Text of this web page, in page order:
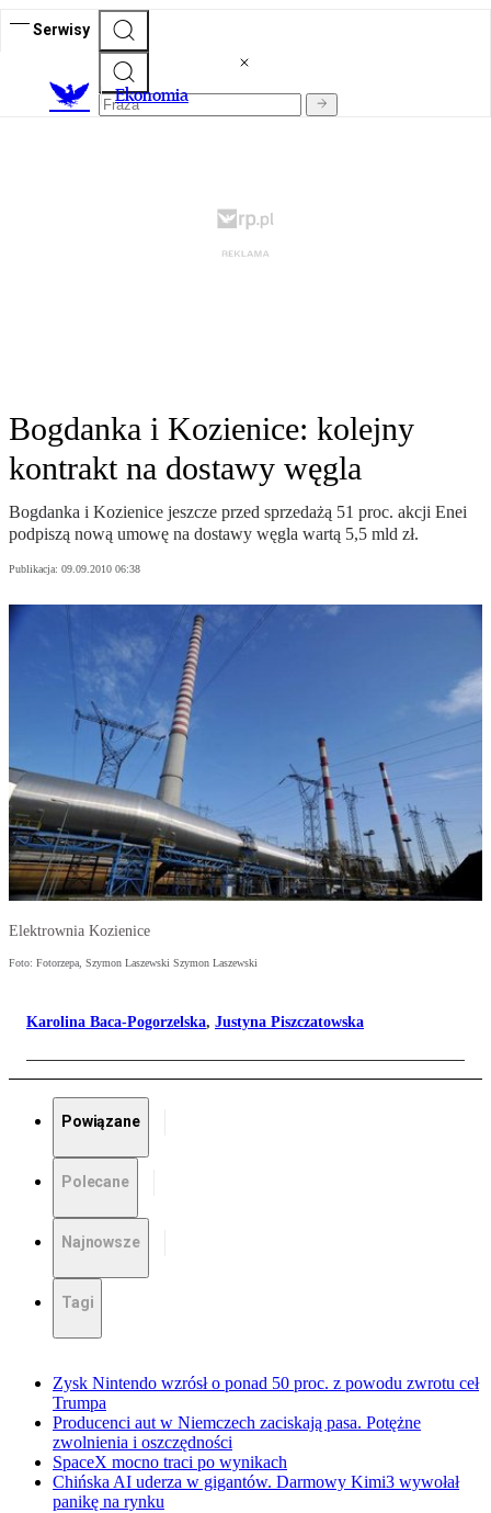
Serwisy
Ekonomia
Bogdanka i Kozienice: kolejny
kontrakt na dostawy węgla
Bogdanka i Kozienice jeszcze przed sprzedażą 51 proc. akcji Enei
podpiszą nową umowę na dostawy węgla wartą 5,5 mld zł.
Publikacja: 09.09.2010 06:38
Elektrownia Kozienice
Foto: Fotorzepa, Szymon Laszewski Szymon Laszewski
Karolina Baca-Pogorzelska, Justyna Piszczatowska
Powiązane
Polecane
Najnowsze
Tagi
Zysk Nintendo wzrósł o ponad 50 proc. z powodu zwrotu ceł
Trumpa
Producenci aut w Niemczech zaciskają pasa. Potężne
zwolnienia i oszczędności
SpaceX mocno traci po wynikach
Chińska AI uderza w gigantów. Darmowy Kimi3 wywołał
panikę na rynku